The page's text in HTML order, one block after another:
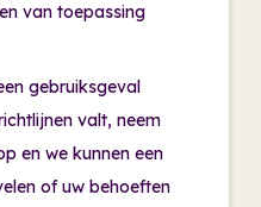
van toepassing
gebruiksgeval
valt, neem
en we kunnen een
of uw behoeften